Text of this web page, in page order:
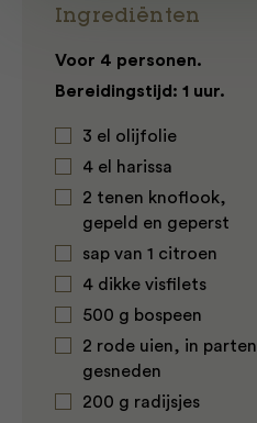
Ingrediënten
Voor 4 personen.
Bereidingstijd: 1 uur.
3 el olijfolie
4 el harissa
2 tenen knoflook,
gepeld en geperst
sap van 1 citroen
4 dikke visfilets
500 g bospeen
2 rode uien, in parten
gesneden
200 g radijsjes